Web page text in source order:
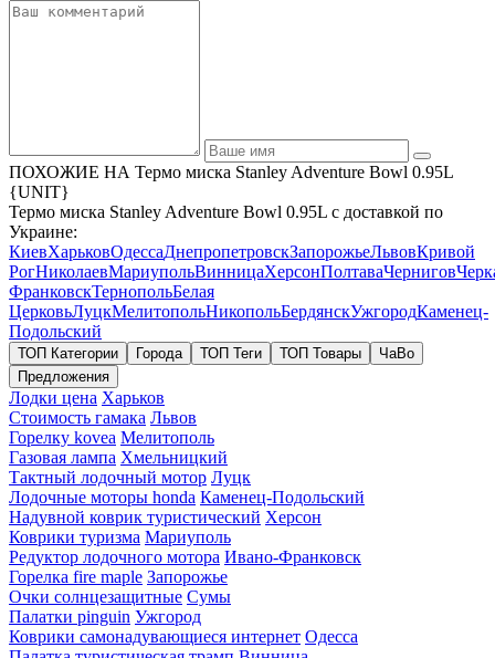
ПОХОЖИЕ НА Термо миска Stanley Adventure Bowl 0.95L
{UNIT}
Термо миска Stanley Adventure Bowl 0.95L с доставкой по
Украине:
КиевХарьковОдессаДнепропетровскЗапорожьеЛьвовКривой
РогНиколаевМариупольВинницаХерсонПолтаваЧернигов
ФранковскТернопольБелая
ЦерковьЛуцкМелитопольНикопольБердянскУжгородКаменец-
Подольский
ТОП Категории Города ТОП Теги ТОП Товары
ЧаВо
Предложения
Лодки цена Харьков
Стоимость гамака Львов
Горелку kovea Мелитополь
Газовая лампа Хмельницкий
Тактный лодочный мотор Луцк
Лодочные моторы honda Каменец-Подольский
Надувной коврик туристический Херсон
Коврики туризма Мариуполь
Редуктор лодочного мотора Ивано-Франковск
Горелка fire maple Запорожье
Очки солнцезащитные Сумы
Палатки pinguin Ужгород
Коврики самонадувающиеся интернет Одесса